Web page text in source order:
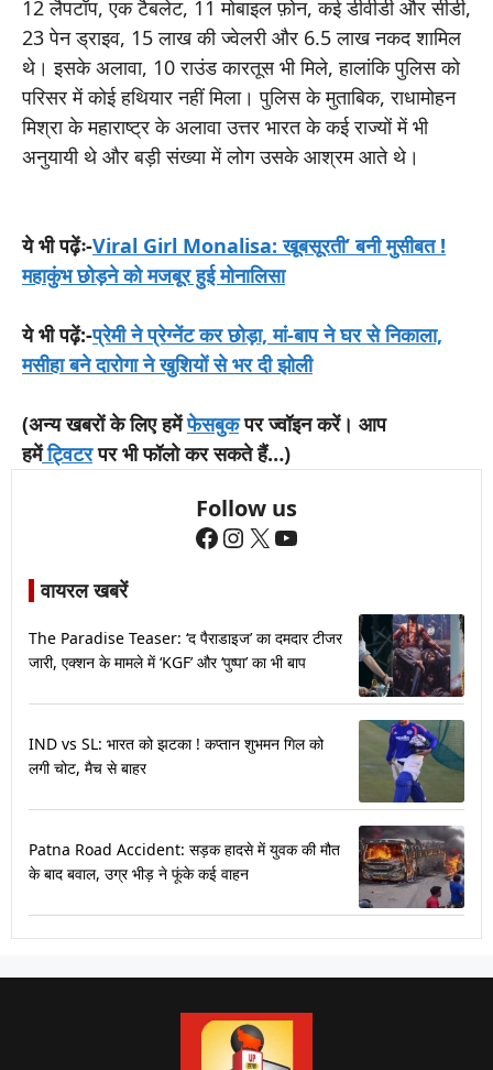
12 लैपटॉप, एक टैबलेट, 11 मोबाइल फ़ोन, कई डीवीडी और सीडी,
23 पेन ड्राइव, 15 लाख की ज्वेलरी और 6.5 लाख नकद शामिल
थे। इसके अलावा, 10 राउंड कारतूस भी मिले, हालांकि पुलिस को
परिसर में कोई हथियार नहीं मिला। पुलिस के मुताबिक, राधामोहन
मिश्रा के महाराष्ट्र के अलावा उत्तर भारत के कई राज्यों में भी
अनुयायी थे और बड़ी संख्या में लोग उसके आश्रम आते थे।
ये भी पढ़ेंः-Viral Girl Monalisa: खूबसूरती’ बनी मुसीबत !
महाकुंभ छोड़ने को मजबूर हुई मोनालिसा
ये भी पढ़ें:-प्रेमी ने प्रेग्नेंट कर छोड़ा, मां-बाप ने घर से निकाला,
मसीहा बने दारोगा ने खुशियों से भर दी झोली
(अन्य खबरों के लिए हमेंफेसबुकपर ज्वॉइन करें। आप
हमेंट्विटरपर भी फॉलो कर सकते हैं…)
Follow us
Facebook
Instagram
X YouTube
वायरल खबरें
The Paradise Teaser: ‘द पैराडाइज’ का दमदार टीजर
जारी, एक्शन के मामले में ‘KGF’ और ‘पुष्पा’ का भी बाप
IND vs SL: भारत को झटका ! कप्तान शुभमन गिल को
लगी चोट, मैच से बाहर
Patna Road Accident: सड़क हादसे में युवक की मौत
के बाद बवाल, उग्र भीड़ ने फूंके कई वाहन